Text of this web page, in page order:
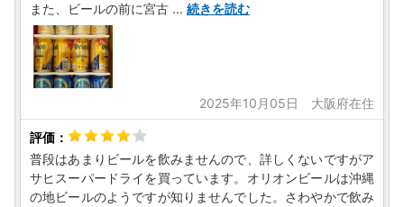
また、ビールの前に宮古 ... 続きを読む
2025年10月05日 大阪府在住
普段はあまりビールを飲みませんので、詳しくないですがア
サヒスーパードライを買っています。オリオンビールは沖縄
の地ビールのようですが知りませんでした。さわやかで飲み